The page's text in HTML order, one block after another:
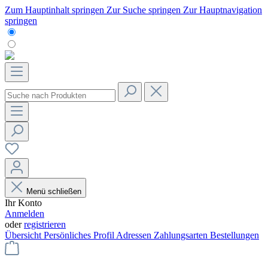
Zum Hauptinhalt springen Zur Suche springen Zur Hauptnavigation
springen
Menü schließen
Ihr Konto
Anmelden
oderregistrieren
Übersicht Persönliches Profil Adressen Zahlungsarten Bestellungen